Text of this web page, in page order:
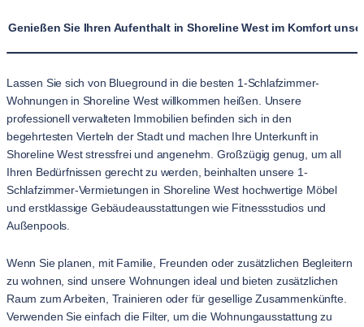
Genießen Sie Ihren Aufenthalt in Shoreline West im Komfort
Lassen Sie sich von Blueground in die besten 1-Schlafzimmer-
Wohnungen in Shoreline West willkommen heißen. Unsere
professionell verwalteten Immobilien befinden sich in den
begehrtesten Vierteln der Stadt und machen Ihre Unterkunft in
Shoreline West stressfrei und angenehm. Großzügig genug, um all
Ihren Bedürfnissen gerecht zu werden, beinhalten unsere 1-
Schlafzimmer-Vermietungen in Shoreline West hochwertige Möbel
und erstklassige Gebäudeausstattungen wie Fitnessstudios und
Außenpools.
Wenn Sie planen, mit Familie, Freunden oder zusätzlichen Begleitern
zu wohnen, sind unsere Wohnungen ideal und bieten zusätzlichen
Raum zum Arbeiten, Trainieren oder für gesellige Zusammenkünfte.
Verwenden Sie einfach die Filter, um die Wohnungausstattung zu